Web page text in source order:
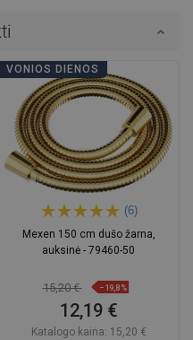
VONIOS DIENOS
(6)
Mexen 150 cm dušo žarna,
auksinė - 79460-50
15,20 € −19,8%
12,19 €
Katalogo kaina: 15,20 €